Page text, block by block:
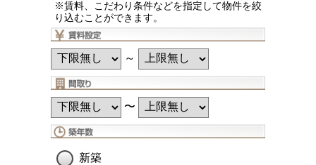
※賃料、こだわり条件などを指定して物件を絞
り込むことができます。
～
〜
新築